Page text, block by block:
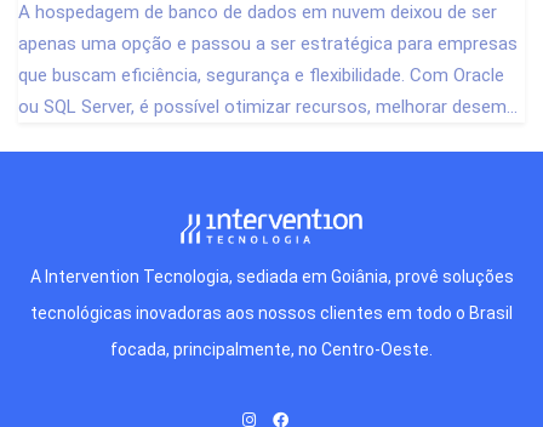
A hospedagem de banco de dados em nuvem deixou de ser
apenas uma opção e passou a ser estratégica para empresas
que buscam eficiência, segurança e flexibilidade. Com Oracle
ou SQL Server, é possível otimizar recursos, melhorar desem...
A Intervention Tecnologia, sediada em Goiânia, provê soluções
tecnológicas inovadoras aos nossos clientes em todo o Brasil
focada, principalmente, no Centro-Oeste.